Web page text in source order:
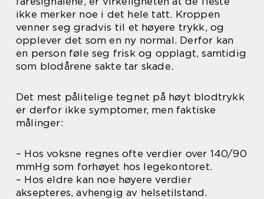
ikke merker noe i det hele tatt. Kroppen
venner seg gradvis til et høyere trykk, og
opplever det som en ny normal. Derfor kan
en person føle seg frisk og opplagt, samtidig
som blodårene sakte tar skade.
Det mest pålitelige tegnet på høyt blodtrykk
er derfor ikke symptomer, men faktiske
målinger:
– Hos voksne regnes ofte verdier over 140/90
mmHg som forhøyet hos legekontoret.
– Hos eldre kan noe høyere verdier
aksepteres, avhengig av helsetilstand.